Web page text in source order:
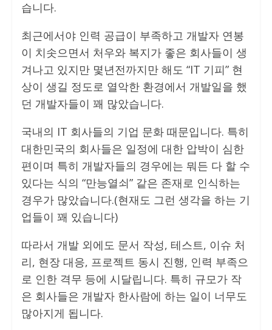
습니다.
최근에서야 인력 공급이 부족하고 개발자 연봉
이 치솟으면서 처우와 복지가 좋은 회사들이 생
겨나고 있지만 몇년전까지만 해도 “IT 기피” 현
상이 생길 정도로 열악한 환경에서 개발일을 했
던 개발자들이 꽤 많았습니다.
국내의 IT 회사들의 기업 문화 때문입니다. 특히
대한민국의 회사들은 일정에 대한 압박이 심한
편이며 특히 개발자들의 경우에는 뭐든 다 할 수
있다는 식의 “만능열쇠” 같은 존재로 인식하는
경우가 많았습니다.(현재도 그런 생각을 하는 기
업들이 꽤 있습니다)
따라서 개발 외에도 문서 작성, 테스트, 이슈 처
리, 현장 대응, 프로젝트 동시 진행, 인력 부족으
로 인한 격무 등에 시달립니다. 특히 규모가 작
은 회사들은 개발자 한사람에 하는 일이 너무도
많아지게 됩니다.